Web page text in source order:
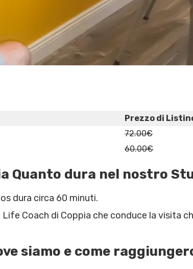
Prezzo di
72.00€
60.00€
Quanto dura nel nostro
dura circa 60 minuti.
Coach di Coppia che conduce la visita
siamo e come